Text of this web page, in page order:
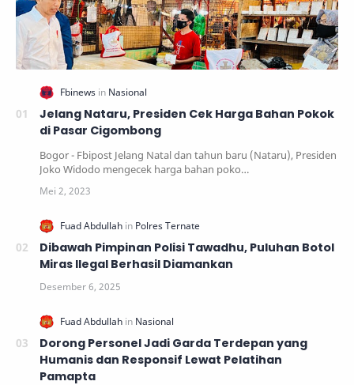
Jelang Nataru, Presiden Cek Harga Bahan Pokok
di Pasar Cigombong
Bogor - Fbipost Jelang Natal dan tahun baru (Nataru), Presiden
Joko Widodo mengecek harga bahan poko…
Dibawah Pimpinan Polisi Tawadhu, Puluhan Botol
Miras Ilegal Berhasil Diamankan
Dorong Personel Jadi Garda Terdepan yang
Humanis dan Responsif Lewat Pelatihan
Pamapta